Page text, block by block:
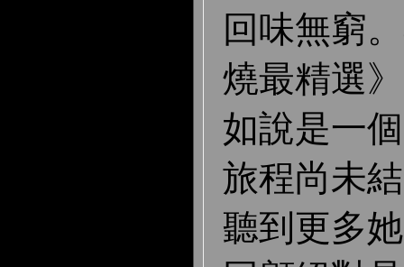
回味無窮
燒最精選
如說是一
旅程尚未
聽到更多